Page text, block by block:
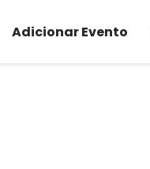
Adicionar Evento